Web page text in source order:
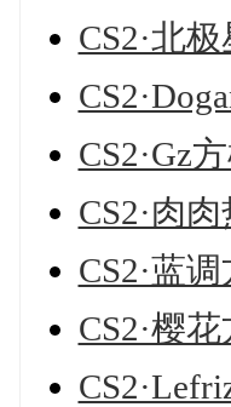
CS2·北
CS2·Gz
CS2·肉
CS2·蓝
CS2·樱